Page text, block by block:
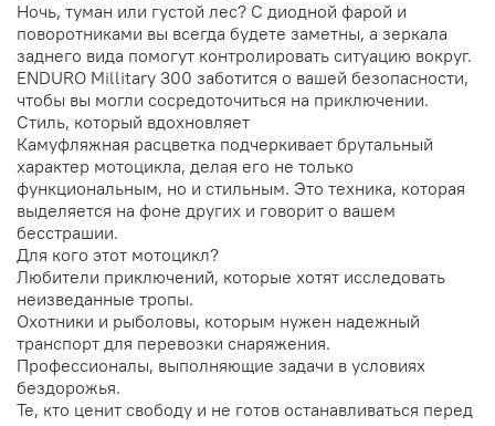
Ночь, туман или густой лес? С диодной фарой и
поворотниками вы всегда будете заметны, а зеркала
заднего вида помогут контролировать ситуацию вокруг.
ENDURO Millitary 300 заботится о вашей безопасности,
чтобы вы могли сосредоточиться на приключении.
Стиль, который вдохновляет
Камуфляжная расцветка подчеркивает брутальный
характер мотоцикла, делая его не только
функциональным, но и стильным. Это техника, которая
выделяется на фоне других и говорит о вашем
бесстрашии.
Для кого этот мотоцикл?
Любители приключений, которые хотят исследовать
неизведанные тропы.
Охотники и рыболовы, которым нужен надежный
транспорт для перевозки снаряжения.
Профессионалы, выполняющие задачи в условиях
бездорожья.
Те, кто ценит свободу и не готов останавливаться перед